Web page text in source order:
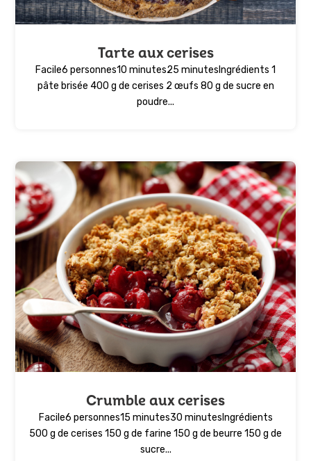
Tarte aux cerises
Facile6 personnes10 minutes25 minutesIngrédients 1
pâte brisée 400 g de cerises 2 œufs 80 g de sucre en
poudre...
Crumble aux cerises
Facile6 personnes15 minutes30 minutesIngrédients
500 g de cerises 150 g de farine 150 g de beurre 150 g de
sucre...